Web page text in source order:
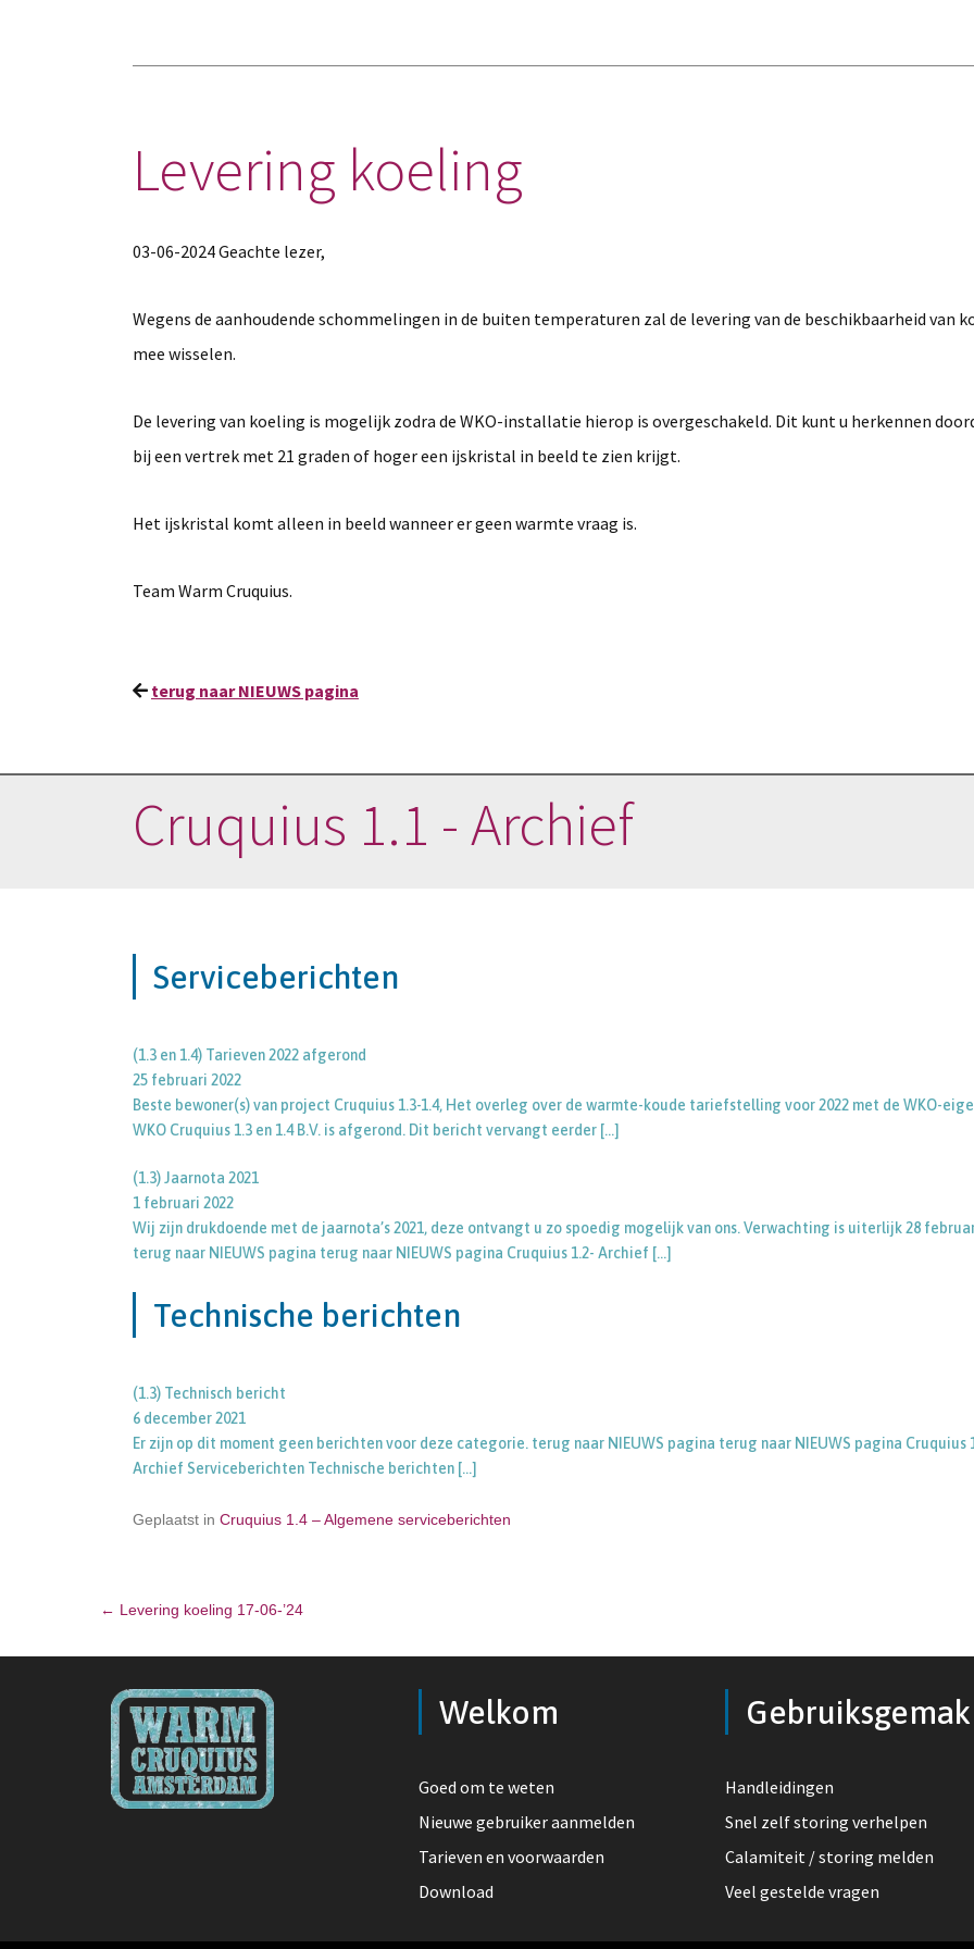
Levering koeling
03-06-2024 Geachte lezer,
Wegens de aanhoudende schommelingen in de buiten temperaturen zal de levering van de beschikbaarheid van
mee wisselen.
De levering van koeling is mogelijk zodra de WKO-installatie hierop is overgeschakeld. Dit kunt u herkennen
bij een vertrek met 21 graden of hoger een ijskristal in beeld te zien krijgt.
Het ijskristal komt alleen in beeld wanneer er geen warmte vraag is.
Team Warm Cruquius.
terug naar NIEUWS pagina
Cruquius 1.1 - Archief
Serviceberichten
(1.3 en 1.4) Tarieven 2022 afgerond
25 februari 2022
Beste bewoner(s) van project Cruquius 1.3-1.4, Het overleg over de warmte-koude tariefstelling voor 2022 met de WKO-
WKO Cruquius 1.3 en 1.4 B.V. is afgerond. Dit bericht vervangt eerder […]
(1.3) Jaarnota 2021
1 februari 2022
Wij zijn drukdoende met de jaarnota’s 2021, deze ontvangt u zo spoedig mogelijk van ons. Verwachting is uiterlijk 28
terug naar NIEUWS pagina terug naar NIEUWS pagina Cruquius 1.2- Archief […]
Technische berichten
(1.3) Technisch bericht
6 december 2021
Er zijn op dit moment geen berichten voor deze categorie. terug naar NIEUWS pagina terug naar NIEUWS pagina Cruquius
Archief Serviceberichten Technische berichten […]
Geplaatst in Cruquius 1.4 – Algemene serviceberichten
Bericht navigatie
← Levering koeling 17-06-’24
Welkom
Goed om te weten
Nieuwe gebruiker aanmelden
Tarieven en voorwaarden
Download
Gebruiksgemak
Handleidingen
Snel zelf storing verhelpen
Calamiteit / storing melden
Veel gestelde vragen